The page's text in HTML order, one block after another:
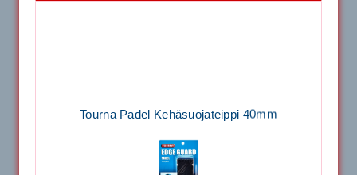
Tourna Padel Kehäsuojateippi 40mm